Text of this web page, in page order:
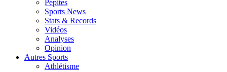
Pépites
Sports News
Stats & Records
Vidéos
Analyses
Opinion
Autres Sports
Athlétisme